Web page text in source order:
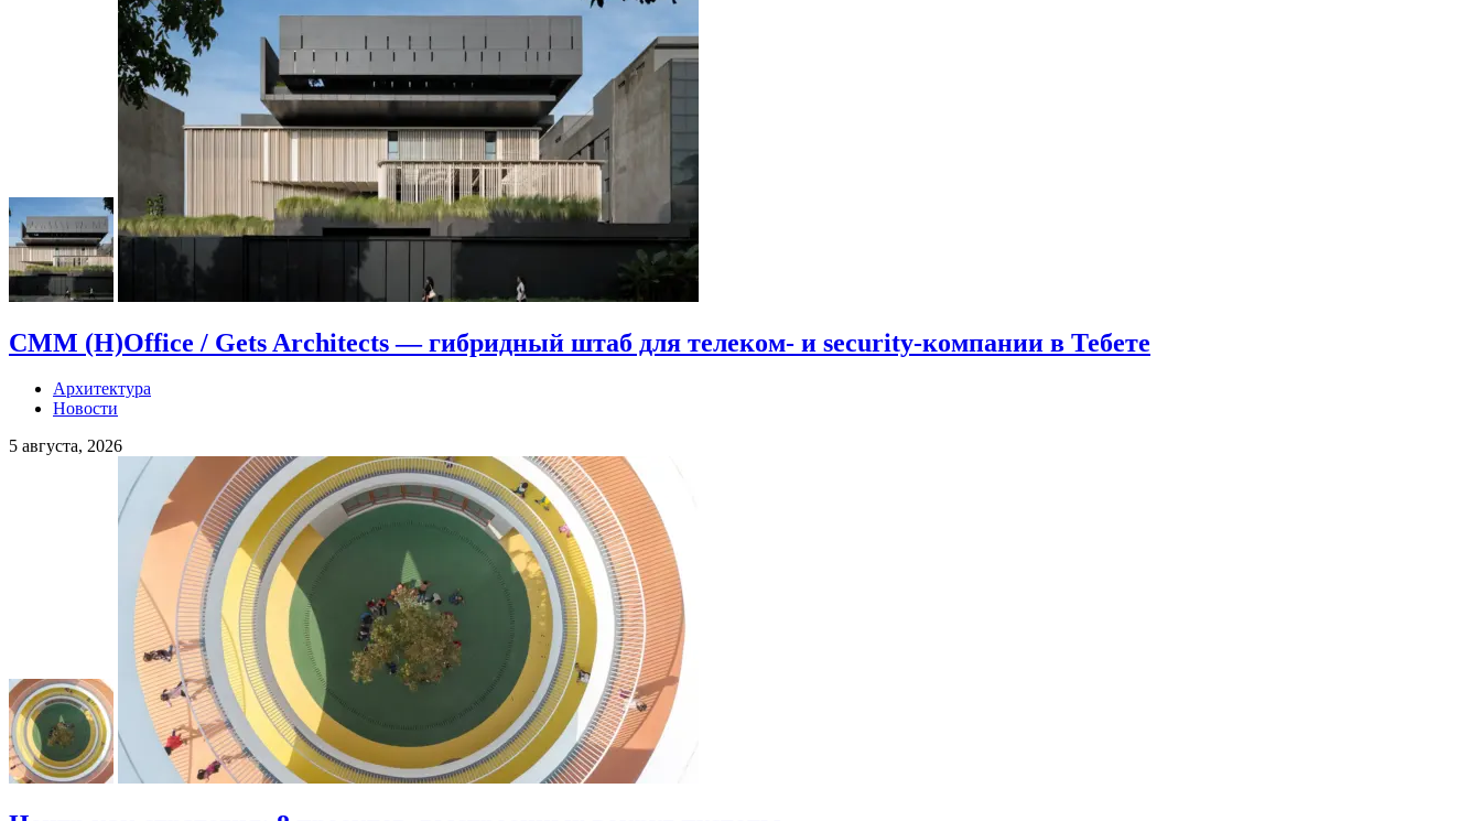
CMM (H)Office / Gets Architects — гибридный штаб для телеком- и security-компании в Тебете
Архитектура
Новости
5 августа, 2026